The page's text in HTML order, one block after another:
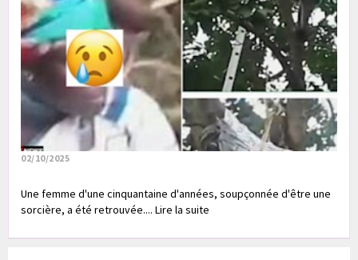
02/10/2025
Une femme d'une cinquantaine d'années, soupçonnée d'être une
sorcière, a été retrouvée.... Lire la suite